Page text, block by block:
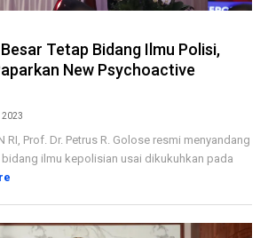
Tetap Bidang Ilmu Polisi,
New Psychoactive
RI, Prof. Dr. Petrus R. Golose resmi menyandang
ilmu kepolisian usai dikukuhkan pada